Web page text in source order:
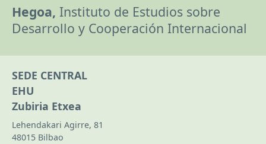
Hegoa, Instituto de Estudios sobre
Desarrollo y Cooperación Internacional
SEDE CENTRAL
EHU
Zubiria Etxea
Lehendakari Agirre, 81
48015 Bilbao